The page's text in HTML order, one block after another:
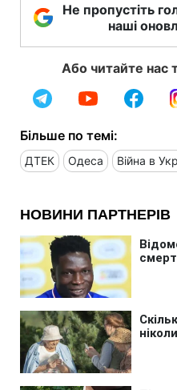
Не пропустіть
наші
Або читайте нас
Більше по темі:
ДТЕК Одеса Війна в